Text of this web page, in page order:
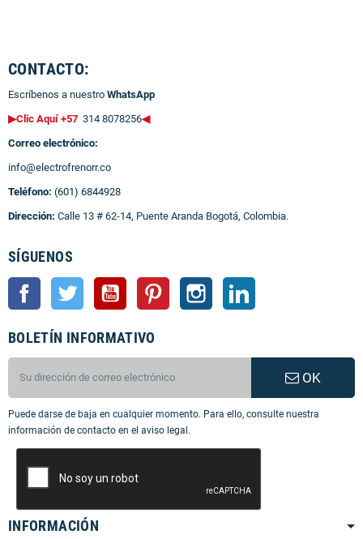
CONTACTO:
Escríbenos a nuestro WhatsApp
▶Clic Aquí +57 314 8078256◀
Correo electrónico:
info@electrofrenorr.co
Teléfono: (601) 6844928
Dirección: Calle 13 # 62-14, Puente Aranda Bogotá, Colombia.
SÍGUENOS
Facebook Twitter YouTube Pinterest Instagram
BOLETÍN INFORMATIVO
OK
Puede darse de baja en cualquier momento. Para ello, consulte nuestra
información de contacto en el aviso legal.
INFORMACIÓN